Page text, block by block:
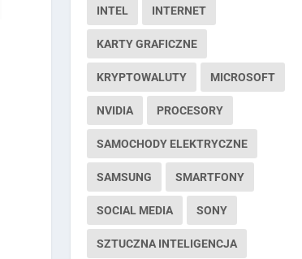
INTEL INTERNET
KARTY GRAFICZNE
KRYPTOWALUTY MICROSOFT
NVIDIA PROCESORY
SAMOCHODY ELEKTRYCZNE
SAMSUNG SMARTFONY
SOCIAL MEDIA SONY
SZTUCZNA INTELIGENCJA